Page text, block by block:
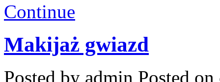
Continue
Makijaż gwiazd
Posted by admin Posted